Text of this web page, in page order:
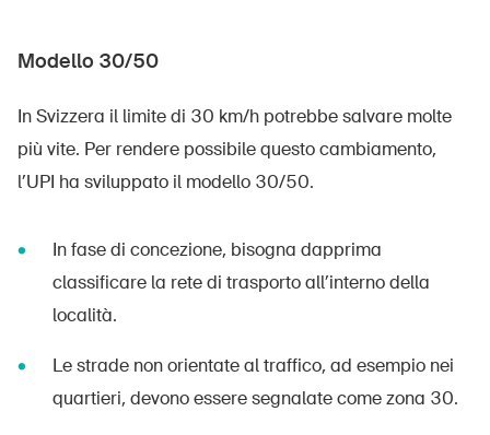
Modello 30/50
In Svizzera il limite di 30 km/h potrebbe salvare molte
più vite. Per rendere possibile questo cambiamento,
l’UPI ha sviluppato il modello 30/50.
In fase di concezione, bisogna dapprima
classificare la rete di trasporto all’interno della
località.
Le strade non orientate al traffico, ad esempio nei
quartieri, devono essere segnalate come zona 30.